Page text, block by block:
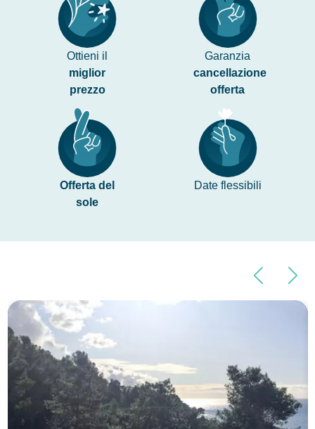
Ottieni il
miglior
prezzo
Garanzia
cancellazione
offerta
Offerta del
sole
Date flessibili